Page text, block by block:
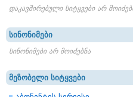
დაკავშირებული სიტყვები არ
სინონიმები
სინონიმები არ მოიძებნა
მეზობელი სიტყვები